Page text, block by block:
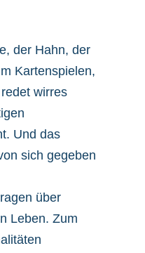
der Hahn, der
Kartenspielen,
wirres
Und das
sich gegeben
über
Leben. Zum